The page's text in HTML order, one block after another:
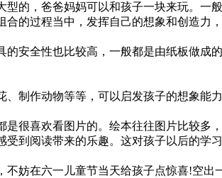
的，爸爸妈妈可以和孩子一块来玩。一
的过程当中，发挥自己的想象和创造力
安全性也比较高，一般都是由纸板做成
制作动物等等，可以启发孩子的想象能力
很喜欢看图片的。绘本往往图片比较多
到阅读带来的乐趣。这对孩子以后的学习
妨在六一儿童节当天给孩子点惊喜!空